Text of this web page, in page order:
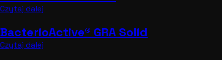
Czytaj dalej
BacterioActive® GRA Solid
Czytaj dalej